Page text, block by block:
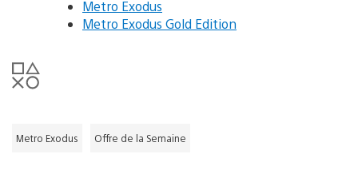
Metro Exodus
Metro Exodus Gold Edition
Metro Exodus Offre de la Semaine